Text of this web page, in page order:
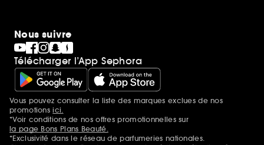
Nous suivre
Télécharger l’App Sephora
Mentions additionnelles
Vous pouvez consulter la liste des marques exclues de nos
promotionsici.
*Voir conditions de nos offres promotionnelles sur
la page Bons Plans Beauté.
*Exclusivité dans le réseau de parfumeries nationales.